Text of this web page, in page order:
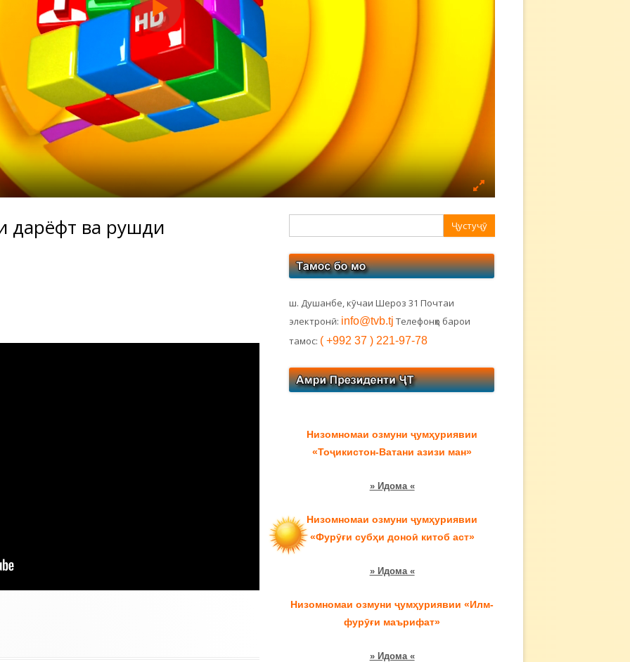
дарёфт ва рушди
боковая
ш. Душанбе, кӯчаи Шероз 31 Почтаи
электронӣ: info@tvb.tj Телефонҳо барои
тамос: ( +992 37 ) 221-97-78
Низомномаи озмуни ҷумҳуриявии
«Тоҷикистон-Ватани азизи ман»
» Идома «
Низомномаи озмуни ҷумҳуриявии
«Фурӯғи субҳи доноӣ китоб аст»
» Идома «
Низомномаи озмуни ҷумҳуриявии «Илм-
фурӯғи маърифат»
» Идома «